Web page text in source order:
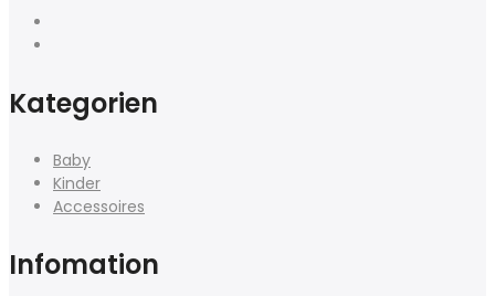
Kategorien
Baby
Kinder
Accessoires
Infomation